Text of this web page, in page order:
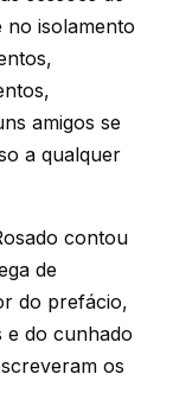
no isolamento
amigos se
a qualquer
contou
de
do prefácio,
e do cunhado
os